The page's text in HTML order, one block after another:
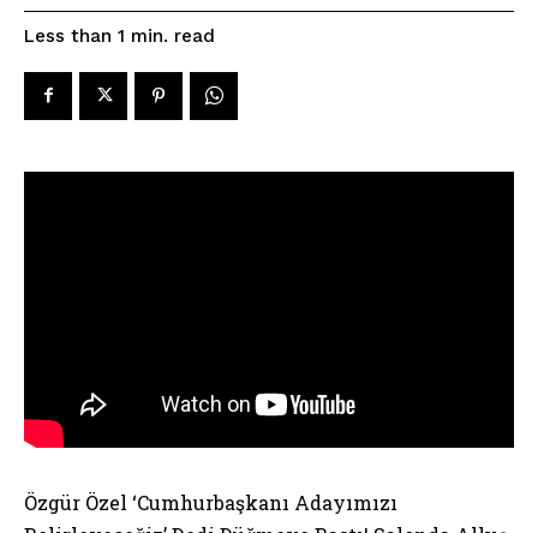
Less than 1 min. read
Özgür Özel ‘Cumhurbaşkanı Adayımızı